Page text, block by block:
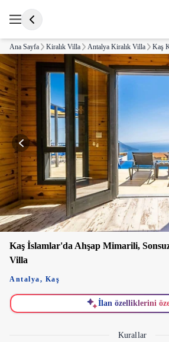
Ana Sayfa Kiralık Villa Antalya Kiralık Villa Kaş
Kaş İslamlar'da Ahşap Mimarili,
Villa
Antalya, Kaş
İlan özelliklerini
Kurallar